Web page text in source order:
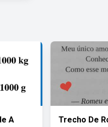
A Trecho De